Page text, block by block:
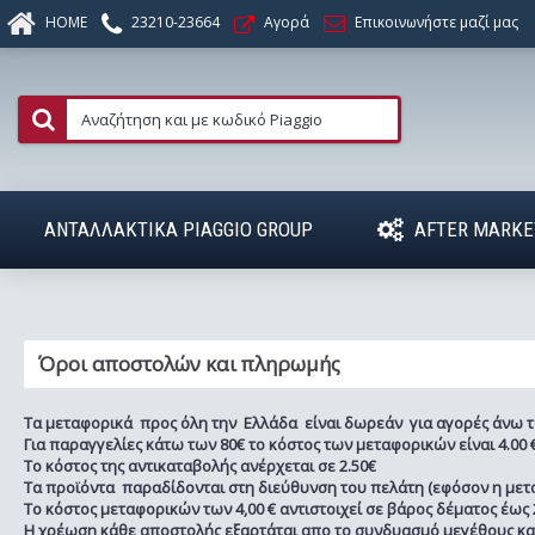
HOME 23210-23664 Αγορά Επικοινωνήστε μαζί μας
ΑΝΤΑΛΛΑΚΤΙΚΑ PIAGGIO GROUP AFTER
Όροι αποστολών και πληρωμής
Τα μεταφορικά προς όλη την Ελλάδα είναι δωρεάν για αγορές άνω
Για παραγγελίες κάτω των 80€ το κόστος των μεταφορικών είναι 4.00
Το κόστος της αντικαταβολής ανέρχεται σε 2.50€
Τα προϊόντα παραδίδονται στη διεύθυνση του πελάτη (εφόσον η
Το κόστος μεταφορικών των 4,00 € αντιστοιχεί σε βάρος δέματος
Η χρέωση κάθε αποστολής εξαρτάται απο το συνδυασμό μεγέθους